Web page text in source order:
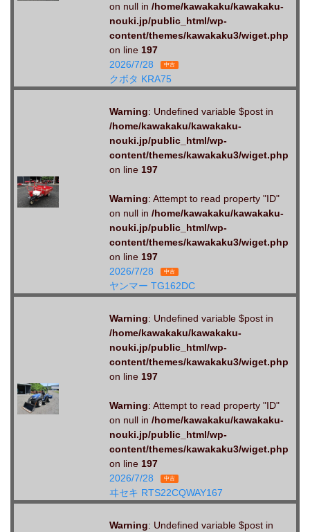
on null in /home/kawakaku/kawakaku-
nouki.jp/public_html/wp-
content/themes/kawakaku3/wiget.php
on line 197
2026/7/28
中古
クボタ KRA75
Warning: Undefined variable $post in
/home/kawakaku/kawakaku-
nouki.jp/public_html/wp-
content/themes/kawakaku3/wiget.php
on line 197
Warning: Attempt to read property "ID"
on null in /home/kawakaku/kawakaku-
nouki.jp/public_html/wp-
content/themes/kawakaku3/wiget.php
on line 197
2026/7/28
中古
ヤンマー TG162DC
Warning: Undefined variable $post in
/home/kawakaku/kawakaku-
nouki.jp/public_html/wp-
content/themes/kawakaku3/wiget.php
on line 197
Warning: Attempt to read property "ID"
on null in /home/kawakaku/kawakaku-
nouki.jp/public_html/wp-
content/themes/kawakaku3/wiget.php
on line 197
2026/7/28
中古
ヰセキ RTS22CQWAY167
Warning: Undefined variable $post in